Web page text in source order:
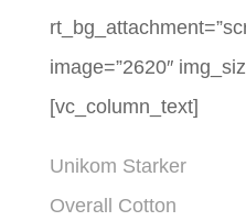
image=”2620″
[vc_column_text]
Unikom Starker
Overall Cotton